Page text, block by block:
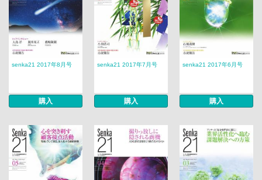
senka21 2017年8月号
購入
senka21 2017年7月号
購入
senka21 2017年6月号
購入